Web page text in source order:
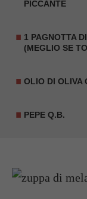
PICCANTE
1 PAGNOTTA
(MEGLIO SE
OLIO DI OLIVA
PEPE Q.B.